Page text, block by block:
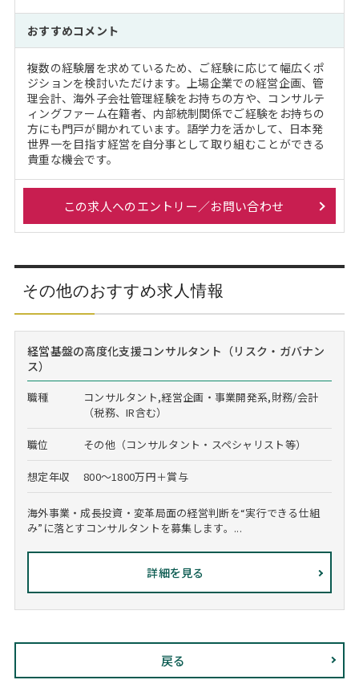
おすすめコメント
複数の経験層を求めているため、ご経験に応じて幅広くポ
ジションを検討いただけます。上場企業での経営企画、管
理会計、海外子会社管理経験をお持ちの方や、コンサルテ
ィングファーム在籍者、内部統制関係でご経験をお持ちの
方にも門戸が開かれています。語学力を活かして、日本発
世界一を目指す経営を自分事として取り組むことができる
貴重な機会です。
この求人へのエントリー／お問い合わせ
その他のおすすめ求人情報
経営基盤の高度化支援コンサルタント（リスク・ガバナン
ス）
職種
コンサルタント,経営企画・事業開発系,財務/会計
（税務、IR含む）
職位 その他（コンサルタント・スペシャリスト等）
想定年収 800～1800万円＋賞与
海外事業・成長投資・変革局面の経営判断を“実行できる仕組
み”に落とすコンサルタントを募集します。...
詳細を見る
戻る